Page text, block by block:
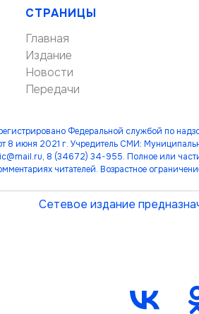
СТРАНИЦЫ
Главная
Издание
Новости
Передачи
Федеральной службой по
июня 2021 г. Учредитель СМИ:
8 (34672) 34-955. Полное или
читателей. Возрастное
Сетевое издание